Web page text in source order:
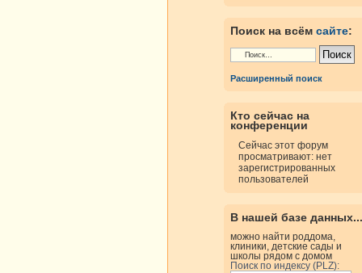
Поиск на всём сайте:
Расширенный поиск
Кто сейчас на
конференции
Сейчас этот форум
просматривают: нет
зарегистрированных
пользователей
В нашей базе данных...
можно найти роддома,
клиники, детские сады и
школы рядом с домом
Поиск по индексу (PLZ):